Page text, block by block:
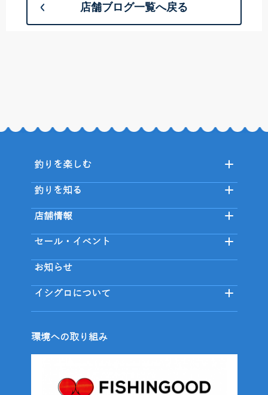
店舗ブログ一覧へ戻る
釣りを楽しむ
釣りを知る
店舗情報
セール・イベント
お知らせ
イシグロについて
環境への取り組み